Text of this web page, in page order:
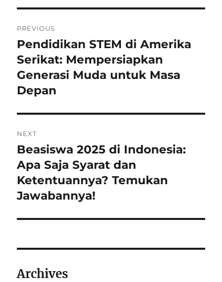
navigation
PREVIOUS
Previous
post:
Pendidikan STEM di Amerika
Serikat: Mempersiapkan
Generasi Muda untuk Masa
Depan
NEXT
Next
post:
Beasiswa 2025 di Indonesia:
Apa Saja Syarat dan
Ketentuannya? Temukan
Jawabannya!
Archives